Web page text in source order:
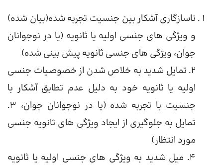
ناسازگاری آشکار بین جنسیت تجربه شده(بیان شده)
و ویژگی های جنسی اولیه یا ثانویه (یا در نوجوانان
جوان، ویژگی های جنسی ثانویه پیش بینی شده)
2. تمایل شدید به خلاص شدن از خصوصیات جنسی
اولیه یا ثانویه خود به دلیل عدم تطابق آشکار با
جنسیت با تجربه شده (یا در نوجوانان جوان، 3.
تمایل به جلوگیری از ایجاد ویژگی های ثانویه جنسی
مورد انتظار)
4. میل شدید به ویژگی های جنسی اولیه یا ثانویه